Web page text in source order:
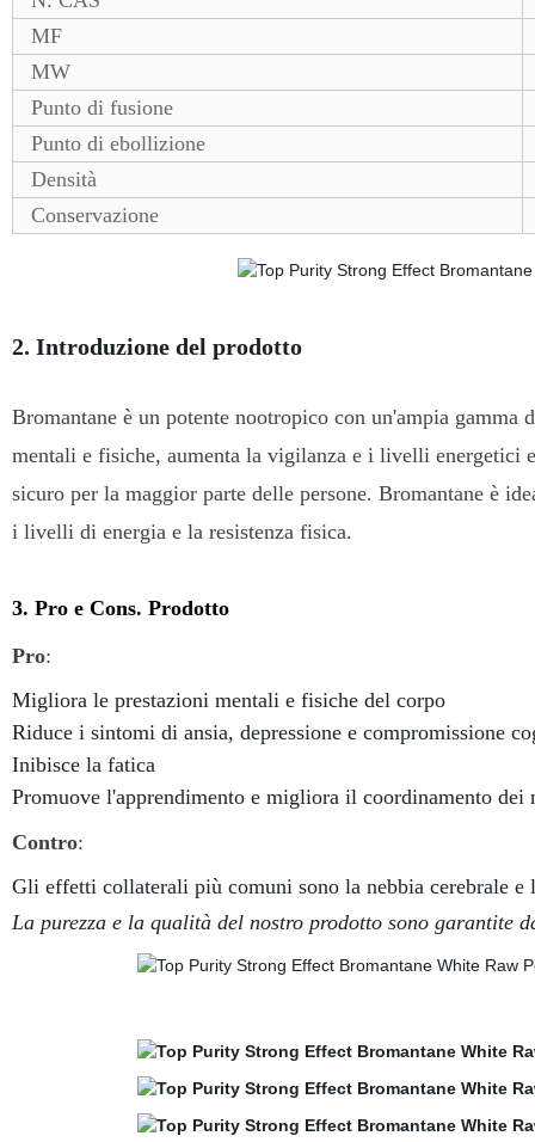
MF
MW
Punto di fusione
Punto di ebollizione
Densità
Conservazione
2. Introduzione del prodotto
Bromantane è un potente nootropico con un'ampia
mentali e fisiche, aumenta la vigilanza e i livelli energetici
sicuro per la maggior parte delle persone. Bromantane è
i livelli di energia e la resistenza fisica.
3. Pro e Cons. Prodotto
Pro:
Migliora le prestazioni mentali e fisiche del corpo
Riduce i sintomi di ansia, depressione e compromissione
Inibisce la fatica
Promuove l'apprendimento e migliora il coordinamento dei
Contro:
Gli effetti collaterali più comuni sono la nebbia cerebrale
La purezza e la qualità del nostro prodotto sono garantite